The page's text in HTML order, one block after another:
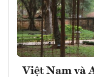
Việt Nam và